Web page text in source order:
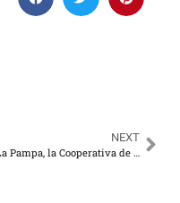
NEXT
En La Pampa, la Cooperativa de Santa Rosa proyecta nuevas inversiones en fibra al hogar